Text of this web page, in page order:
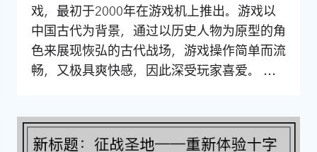
戏，最初于2000年在游戏机上推出。游戏以
中国古代为背景，通过以历史人物为原型的角
色来展现恢弘的古代战场，游戏操作简单而流
畅，又极具爽快感，因此深受玩家喜爱。 ...